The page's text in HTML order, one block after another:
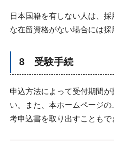
日本国籍を有しない人は、
な在留資格がない場合には採
8 受験手続
申込方法によって受付期間
い。また、本ホームページ
考申込書を取り出すこともで